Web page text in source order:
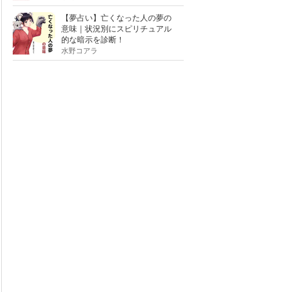
【夢占い】亡くなった人の夢の
意味｜状況別にスピリチュアル
的な暗示を診断！
水野コアラ